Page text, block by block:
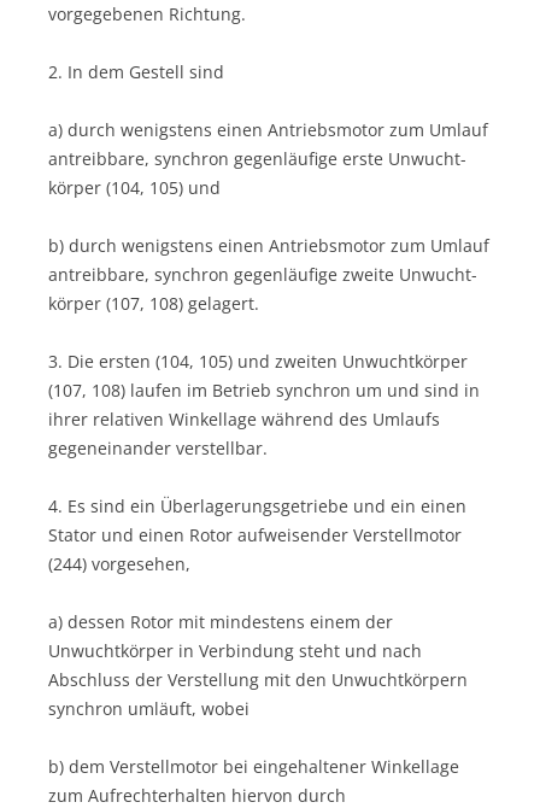
vorgegebenen Richtung.
2. In dem Gestell sind
a) durch wenigstens einen Antriebsmotor zum Umlauf
antreib­bare, synchron gegenläufige erste Unwucht­
körper (104, 105) und
b) durch wenigstens einen Antriebsmotor zum Umlauf
antreibbare, synchron gegenläufige zweite Unwucht­
körper (107, 108) gelagert.
3. Die ersten (104, 105) und zweiten Unwuchtkörper
(107, 108) laufen im Betrieb synchron um und sind in
ihrer relativen Winkellage während des Umlaufs
gegen­einander verstellbar.
4. Es sind ein Überlagerungsgetriebe und ein einen
Stator und einen Rotor aufweisender Verstellmotor
(244) vorgesehen,
a) dessen Rotor mit mindestens einem der
Unwuchtkörper in Verbindung steht und nach
Abschluss der Ver­stellung mit den Unwuchtkörpern
synchron umläuft, wobei
b) dem Verstellmotor bei eingehaltener Winkellage
zum Aufrechterhalten hiervon durch